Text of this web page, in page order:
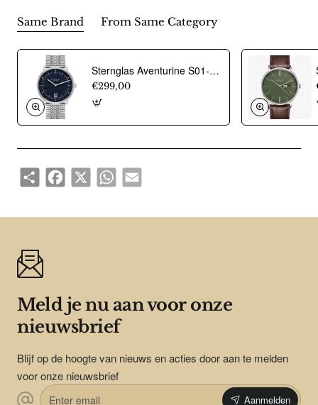
Same Brand From Same Category
Sternglas Aventurine S01-NAN40-ME08 horloge - 24004
€299,00
ShareFacebook
X WhatsAppEmail
Meld je nu aan voor onze
nieuwsbrief
Blijf op de hoogte van nieuws en acties door aan te melden
voor onze nieuwsbrief
Enter
Aanmelden